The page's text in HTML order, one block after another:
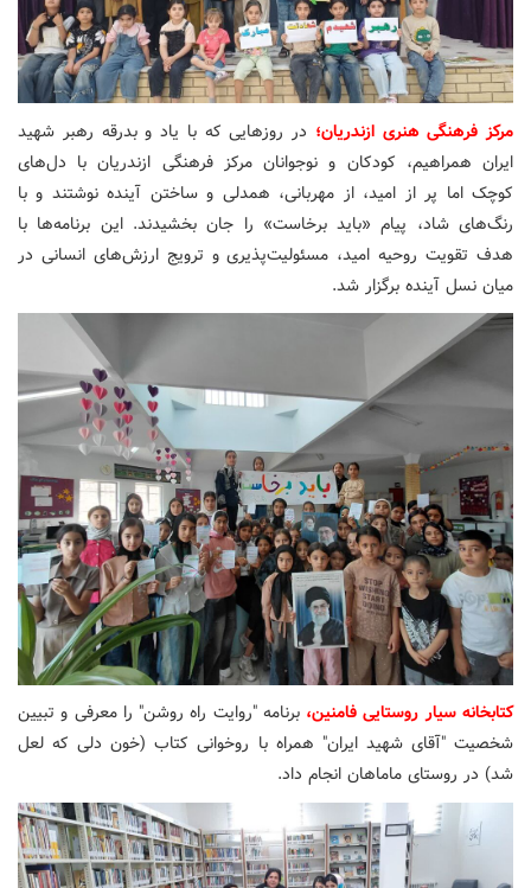
مرکز فرهنگی هنری ازندریان؛ در روزهایی که با یاد و بدرقه رهبر شهید
ایران همراهیم، کودکان و نوجوانان مرکز فرهنگی ازندریان با دل‌های
کوچک اما پر از امید، از مهربانی، همدلی و ساختن آینده نوشتند و با
رنگ‌های شاد، پیام «باید برخاست» را جان بخشیدند. این برنامه‌ها با
هدف تقویت روحیه امید، مسئولیت‌پذیری و ترویج ارزش‌های انسانی در
میان نسل آینده برگزار شد.
کتابخانه سیار روستایی فامنین، برنامه "روایت راه روشن" را معرفی و تبیین
شخصیت "آقای شهید ایران" همراه با روخوانی کتاب (خون دلی که لعل
شد) در روستای ماماهان انجام داد.